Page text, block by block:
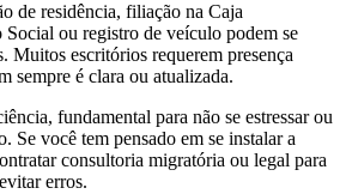
de residência, filiação na Caja
Social ou registro de veículo podem se
Muitos escritórios requerem presença
sempre é clara ou atualizada.
fundamental para não se estressar ou
Se você tem pensado em se instalar a
consultoria migratória ou legal para
erros.